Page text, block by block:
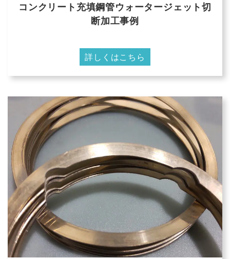
コンクリート充填鋼管ウォータージェット切
断加工事例
詳しくはこちら